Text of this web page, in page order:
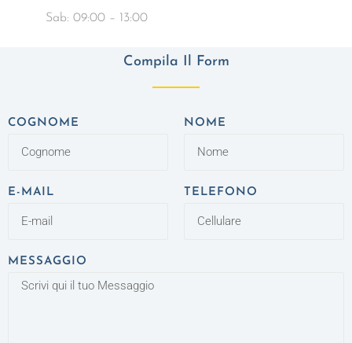
Sab: 09:00 – 13:00
Compila Il Form
COGNOME NOME
E-MAIL TELEFONO
MESSAGGIO